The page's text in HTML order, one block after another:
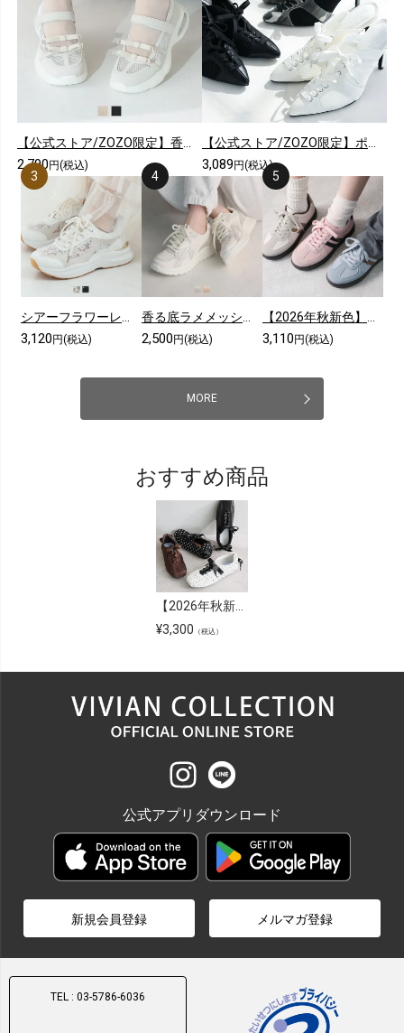
【公式ストア/ZOZO限定】香るエアー底シアーダブルリボンメリージェーンスニーカー
2,790 円(税込)
【公式ストア/ZOZO限定】ポインテッドトゥシアーピンヒールスニーカーミュール
3,089 円(税込)
シアーフラワーレーススニーカー
3,120 円(税込)
香る底ラメメッシュレースアップスニーカー
2,500 円(税込)
【2026年秋新色】ダブルライン配色レースアップスニーカー
3,110 円(税込)
MORE
おすすめ商品
【2026年秋新色追加】レースアップバレリーナスニーカー
¥3,300 （税込）
公式アプリダウンロード
新規会員登録 メルマガ登録
TEL : 03-5786-6036